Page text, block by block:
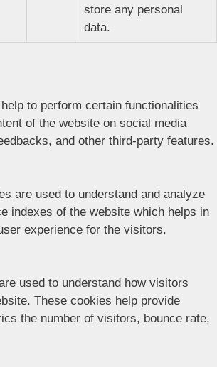
store any personal
data.
to perform certain functionalities
of the website on social media
and other third-party features.
are used to understand and analyze
indexes of the website which helps in
experience for the visitors.
used to understand how visitors
These cookies help provide
the number of visitors, bounce rate,